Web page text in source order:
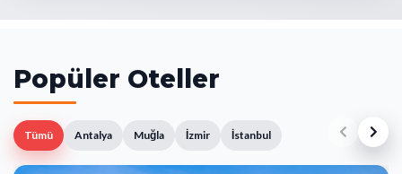
Popüler Oteller
Tümü Antalya Muğla İzmir İstanbul